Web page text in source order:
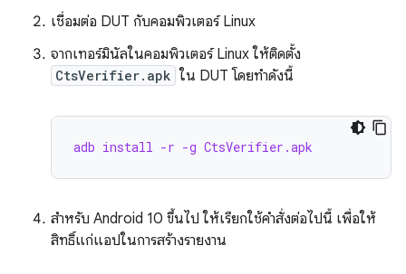
เชื่อมต่อ DUT กับคอมพิวเตอร์ Linux
จากเทอร์มินัลในคอมพิวเตอร์ Linux ให้ติดตั้ง
CtsVerifier.apk ใน DUT โดยทำดังนี้
adb install -r -g CtsVerifier.apk
สำหรับ Android 10 ขึ้นไป ให้เรียกใช้คำสั่งต่อไปนี้ เพื่อให้
สิทธิ์แก่แอปในการสร้างรายงาน